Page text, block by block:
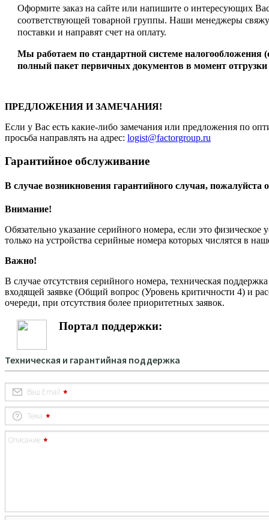
Оформите заказ на сайте или напишите о интересующих
соответствующей товарной группы. Наши менеджеры
поставки и направят счет на оплату.
Мы работаем по стандартной системе
полный пакет первичных документов в момент отгрузки
ПРЕДЛОЖЕНИЯ И ЗАМЕЧАНИЯ!
Если у Вас есть какие-либо замечания или предложения по
просьба направлять на адрес: logist@factorgroup.ru
Гарантийное обслуживание
В случае возникновения гарантийного случая, пожалуйста
Внимание!
Обязательно указание серийного номера, если это физическое
только на устройства серийные номера которых числятся в
Важно!
В случае отсутствия серийного номера, техническая
входящей заявке (Общий вопрос (Уровень критичности 4) и
очереди, при отсутствия более приоритетных заявок.
Портал поддержки: